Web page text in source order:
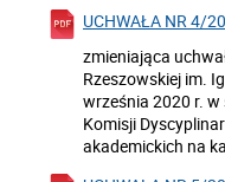
UCHWAŁA NR 4/
zmieniająca
Rzeszowskiej im.
września 2020 r.
Komisji
akademickich na